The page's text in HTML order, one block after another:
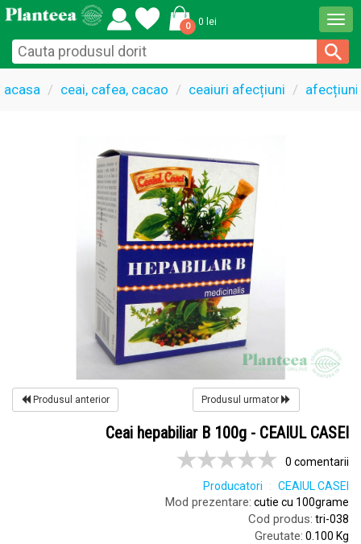
0 0 lei
acasa ceai, cafea, cacao ceaiuri afecțiuni
Produsul anterior Produsul urmator
Ceai hepabiliar B 100g - CEAIUL CASEI
0 comentarii
Producatori
CEAIUL CASEI
Mod prezentare: cutie cu 100grame
Cod produs: tri-038
Greutate: 0.100 Kg